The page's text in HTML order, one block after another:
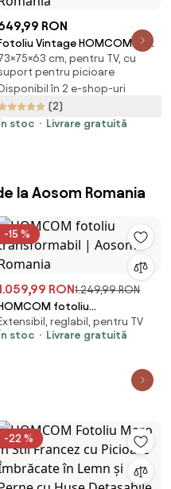
RON
Fotoliu Vintage HOMCOM cu
Design din Catifea Gri Fotoliu
Dormitor cu Spatar Inalt,
din metal zincat
| Aosom Romania
cm, pentru TV, cu
pentru picioare
Disponibil în 2 e-shop-uri
(2)
În stoc
Livrare gratuită
la Aosom Romania
-15 %
RON1.249,99 RON
HOMCOM fotoliu
| Aosom Romania
Extensibil, reglabil, pentru TV
În stoc
Livrare gratuită
-22 %